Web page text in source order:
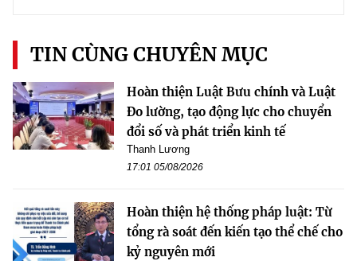
TIN CÙNG CHUYÊN MỤC
Hoàn thiện Luật Bưu chính và Luật
Đo lường, tạo động lực cho chuyển
đổi số và phát triển kinh tế
Thanh Lương
17:01 05/08/2026
Hoàn thiện hệ thống pháp luật: Từ
tổng rà soát đến kiến tạo thể chế cho
kỷ nguyên mới